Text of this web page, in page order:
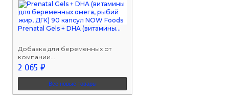
Prenatal Gels + DHA (витамины...
Добавка для беременных от
компании...
2 065 ₽
Все новые товары